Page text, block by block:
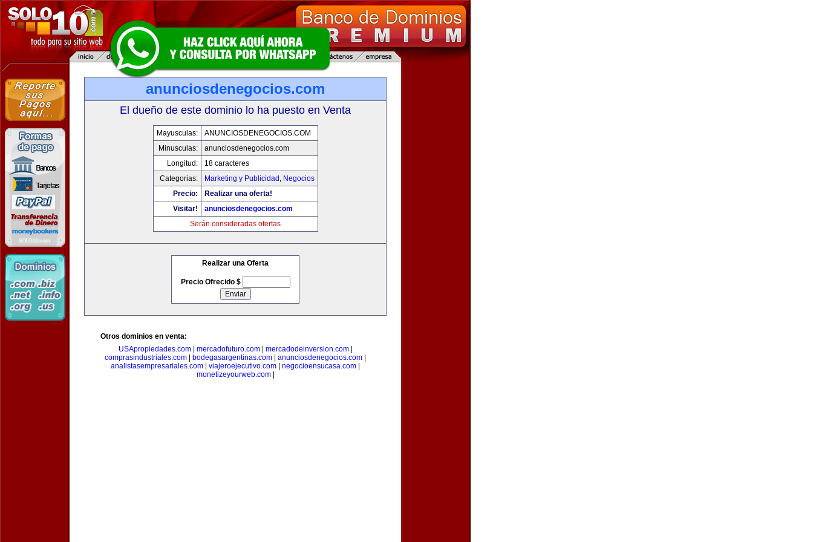
anunciosdenegocios.com
El dueño de este dominio lo ha puesto en Venta
Mayusculas:
ANUNCIOSDENEGOCIOS.COM
Minusculas:
anunciosdenegocios.com
Longitud:
18 caracteres
Categorias:
Marketing y Publicidad , Negocios
Precio:
Realizar una oferta!
Visitar!
anunciosdenegocios.com
Serán consideradas ofertas
Realizar una Oferta
Precio Ofrecido $
Otros dominios en venta:
USApropiedades.com| mercadofuturo.com| mercadodeinversion.com|
comprasindustriales.com
bodegasargentinas.com anunciosdenegocios.com
analistasempresariales.com
viajeroejecutivo.com negocioensucasa.com
monetizeyourweb.com|